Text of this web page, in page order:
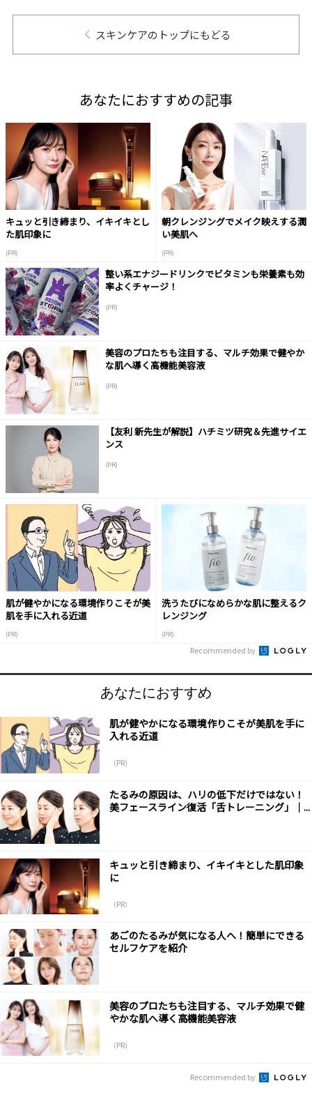
スキンケアのトップにもどる
あなたにおすすめの記事
キュッと引き締まり、イキイキとし
た肌印象に
(PR)
朝クレンジングでメイク映えする潤
い美肌へ
(PR)
整い系エナジードリンクでビタミンも栄養素も効
率よくチャージ！
(PR)
美容のプロたちも注目する、マルチ効果で健やか
な肌へ導く高機能美容液
(PR)
【友利 新先生が解説】ハチミツ研究＆先進サイエ
ンス
(PR)
肌が健やかになる環境作りこそが美
肌を手に入れる近道
(PR)
洗うたびになめらかな肌に整えるク
レンジング
(PR)
Recommended by
あなたにおすすめ
肌が健やかになる環境作りこそが美肌を手に
入れる近道
（PR）
たるみの原因は、ハリの低下だけではない！
美フェースライン復活「舌トレーニング」｜...
キュッと引き締まり、イキイキとした肌印象
に
（PR）
あごのたるみが気になる人へ！簡単にできる
セルフケアを紹介
美容のプロたちも注目する、マルチ効果で健
やかな肌へ導く高機能美容液
（PR）
Recommended by